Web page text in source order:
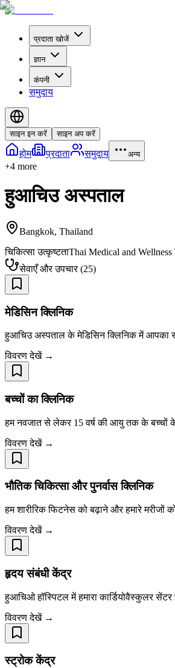
प्रदाता खोजें
ज्ञान
कंपनी
समुदाय
साइन इन करें साइन अप करें
होम प्रदाता समुदाय अन्य
+4 more
हुआचिउ अस्पताल
Bangkok, Thailand
चिकित्सा उत्कृष्टताThai Medical and
सेवाएँ और उपचार(25)
मेडिसिन क्लिनिक
हुआचिउ अस्पताल के मेडिसिन क्लिनिक में आपका
विवरण देखें →
बच्चों का क्लिनिक
हम नवजात से लेकर 15 वर्ष की आयु तक के बच्चों के
विवरण देखें →
भौतिक चिकित्सा और पुनर्वास क्लिनिक
हम शारीरिक फिटनेस को बढ़ाने और हमारे
विवरण देखें →
हृदय संबंधी केंद्र
हुआचिओ हॉस्पिटल में हमारा कार्डियोवैस्कुलर
विवरण देखें →
स्ट्रोक केंद्र